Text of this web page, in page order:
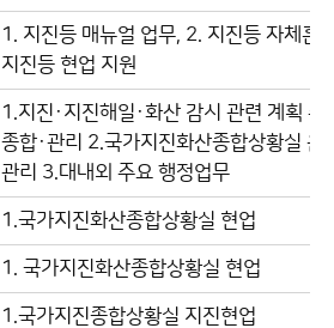
1. 지진등 매뉴얼 업무, 2. 지진등 자체훈
지진등 현업 지원
1.지진·지진해일·화산 감시 관련 계획 수
종합·관리 2.국가지진화산종합상황실 운
관리 3.대내외 주요 행정업무
1.국가지진화산종합상황실 현업
1. 국가지진화산종합상황실 현업
1.국가지진종합상황실 지진현업